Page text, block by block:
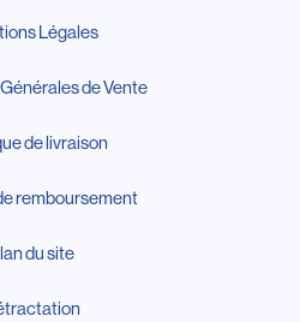
Légales
de Vente
de livraison
remboursement
du site